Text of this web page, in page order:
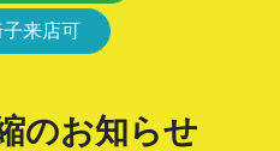
来店可
のお知らせ